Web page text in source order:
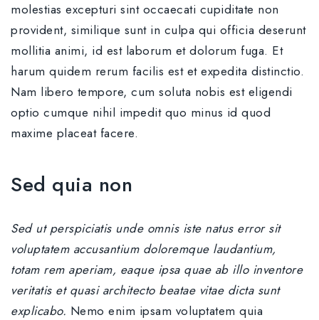
molestias excepturi sint occaecati cupiditate non
provident, similique sunt in culpa qui officia deserunt
mollitia animi, id est laborum et dolorum fuga. Et
harum quidem rerum facilis est et expedita distinctio.
Nam libero tempore, cum soluta nobis est eligendi
optio cumque nihil impedit quo minus id quod
maxime placeat facere.
Sed quia non
Sed ut perspiciatis unde omnis iste natus error sit
voluptatem accusantium doloremque laudantium,
totam rem aperiam, eaque ipsa quae ab illo inventore
veritatis et quasi architecto beatae vitae dicta sunt
explicabo. Nemo enim ipsam voluptatem quia